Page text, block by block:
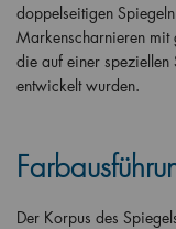
doppelseitigen
Markenscharnieren mit
die auf einer speziellen
entwickelt wurden.
Der Korpus des